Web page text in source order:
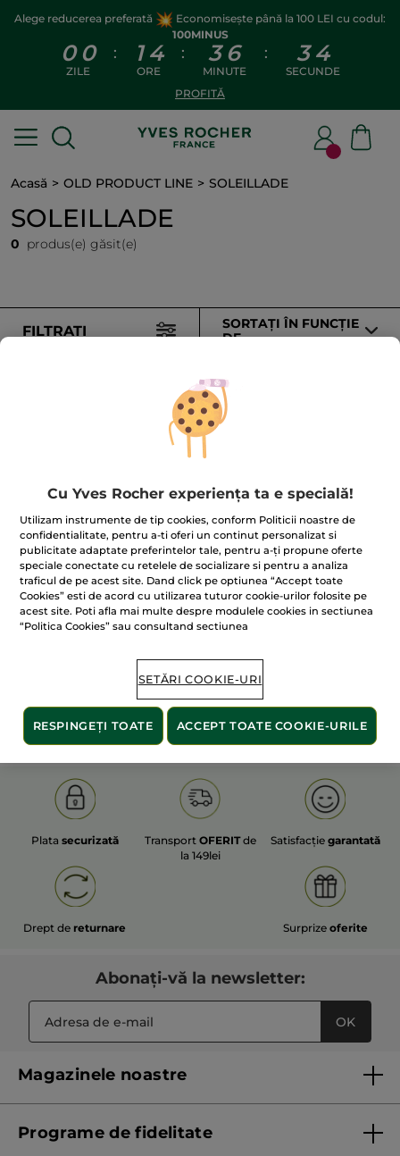
Alege reducerea preferată
Economisește până la 100 LEI cu codul:
100MINUS
0 0
ZILE
: 1 4
ORE
: 3 6
MINUTE
: 3 4
SECUNDE
PROFITĂ
Acasă OLD PRODUCT LINE SOLEILLADE
SOLEILLADE
0 produs(e) găsit(e)
FILTRAȚI
SORTAȚI ÎN FUNCȚIE
DE
100% extracte din
plante
60 de hectarede
terenuri pe care se practică
agricultura ecologică
Afișați mai multe
OLD PRODUCT LINE LES DEODORANTS NAT.
Plata securizată Transport OFERITde
la 149lei
Satisfacțiegarantată
Drept de returnare Surprize oferite
Abonați-vă la newsletter:
OK
Magazinele noastre
Programe de fidelitate
Cu Yves Rocher experiența ta e specială!
Utilizam instrumente de tip cookies, conform Politicii noastre de
confidentialitate, pentru a-ti oferi un continut personalizat si
publicitate adaptate preferintelor tale, pentru a-ți propune oferte
speciale conectate cu retelele de socializare si pentru a analiza
traficul de pe acest site. Dand click pe optiunea “Accept toate
Cookies” esti de acord cu utilizarea tuturor cookie-urilor folosite pe
acest site. Poti afla mai multe despre modulele cookies in sectiunea
“Politica Cookies” sau consultand sectiunea
SETĂRI COOKIE-URI
RESPINGEȚI TOATE ACCEPT TOATE COOKIE-URILE